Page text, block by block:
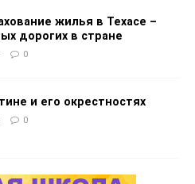
жилья в Техасе –
дорогих в стране
0
и его окрестностях
0